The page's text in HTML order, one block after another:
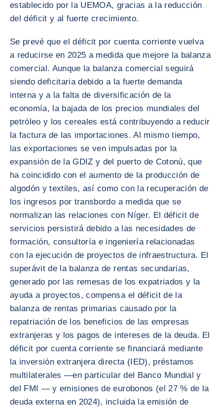
establecido por la UEMOA, gracias a la reducción
del déficit y al fuerte crecimiento.
Se prevé que el déficit por cuenta corriente vuelva
a reducirse en 2025 a medida que mejore la balanza
comercial. Aunque la balanza comercial seguirá
siendo deficitaria debido a la fuerte demanda
interna y a la falta de diversificación de la
economía, la bajada de los precios mundiales del
petróleo y los cereales está contribuyendo a reducir
la factura de las importaciones. Al mismo tiempo,
las exportaciones se ven impulsadas por la
expansión de la GDIZ y del puerto de Cotonú, que
ha coincidido con el aumento de la producción de
algodón y textiles, así como con la recuperación de
los ingresos por transbordo a medida que se
normalizan las relaciones con Níger. El déficit de
servicios persistirá debido a las necesidades de
formación, consultoría e ingeniería relacionadas
con la ejecución de proyectos de infraestructura. El
superávit de la balanza de rentas secundarias,
generado por las remesas de los expatriados y la
ayuda a proyectos, compensa el déficit de la
balanza de rentas primarias causado por la
repatriación de los beneficios de las empresas
extranjeras y los pagos de intereses de la deuda. El
déficit por cuenta corriente se financiará mediante
la inversión extranjera directa (IED), préstamos
multilaterales —en particular del Banco Mundial y
del FMI — y emisiones de eurobonos (el 27 % de la
deuda externa en 2024), incluida la emisión de